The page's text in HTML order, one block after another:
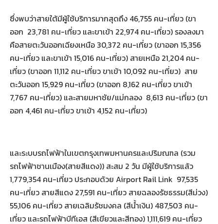
ซึ่งพบว่าสายใต้มีผู้ใช้บริการมากสุดถึง 46,755 คน-เที่ยว (ขา
ออก 23,781 คน-เที่ยว และขาเข้า 22,974 คน-เที่ยว) รองลงมา
คือสายตะวันออกเฉียงเหนือ 30,372 คน-เที่ยว (ขาออก 15,356
คน-เที่ยว และขาเข้า 15,016 คน-เที่ยว) สายเหนือ 21,204 คน-
เที่ยว (ขาออก 11,112 คน-เที่ยว ขาเข้า 10,092 คน-เที่ยว) สาย
ตะวันออก 15,929 คน-เที่ยว (ขาออก 8,162 คน-เที่ยว ขาเข้า
7,767 คน-เที่ยว) และสายมหาชัย/แม่กลอง 8,613 คน-เที่ยว (ขา
ออก 4,461 คน-เที่ยว ขาเข้า 4,152 คน-เที่ยว)
และระบบรถไฟฟ้าในเขตกรุงเทพมหานครและปริมณฑล (รวม
รถไฟฟ้าชานเมือง(สายสีแดง)) สะสม 2 วัน มีผู้ใช้บริการแล้ว
1,779,354 คน-เที่ยว ประกอบด้วย Airport Rail Link 97,535
คน-เที่ยว สายสีแดง 27,591 คน-เที่ยว สายฉลองรัชธรรม(สีม่วง)
55,106 คน-เที่ยว สายเฉลิมรัชมงคล (สีน้ำเงิน) 487,503 คน-
เที่ยว และรถไฟฟ้าบีทีเอส (สีเขียวและสีทอง) 1,111,619 คน-เที่ยว